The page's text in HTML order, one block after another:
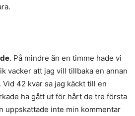
. På mindre än en timme hade vi
vacker att jag vill tillbaka en annan
42 kvar sa jag käckt till en
ha gått ut för hårt de tre första
uppskattade inte min kommentar